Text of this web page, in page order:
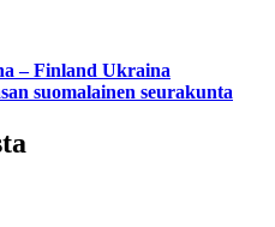
– Finland Ukraina
suomalainen seurakunta